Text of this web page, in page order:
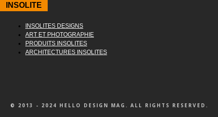
INSOLITE
INSOLITES DESIGNS
ART ET PHOTOGRAPHIE
PRODUITS INSOLITES
ARCHITECTURES INSOLITES
© 2013 - 2024 HELLO DESIGN MAG. ALL RIGHTS RESERVED.